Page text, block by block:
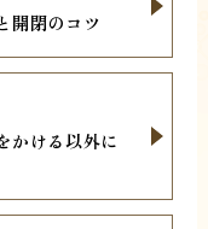
開閉のコツ
かける以外に